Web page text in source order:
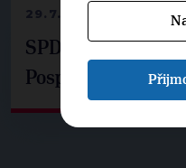
29.7.2026
SPD už není ve
Pospíšil: Je tu